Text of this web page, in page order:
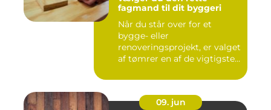
fagmand til dit byggeri
Når du står over for et
bygge- eller
renoveringsprojekt, er valget
af tømrer en af de vigtigste
09. jun